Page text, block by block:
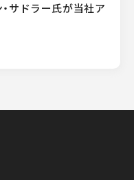
サドラー氏が当社ア